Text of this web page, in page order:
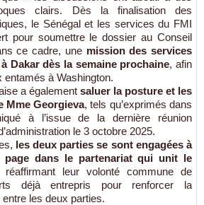
clairs. Dès la finalisation des
le Sénégal et les services du FMI
pour soumettre le dossier au Conseil
ce cadre, une mission des services
Dakar dès la semaine prochaine, afin
à Washington.
a également saluer la posture et les
Mme Georgieva, tels qu’exprimés dans
à l’issue de la dernière réunion
le 3 octobre 2025.
les deux parties se sont engagées à
page dans le partenariat qui unit le
réaffirmant leur volonté commune de
déjà entrepris pour renforcer la
les deux parties.